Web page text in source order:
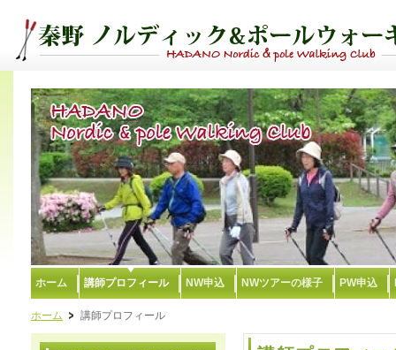
ホーム 講師プロフィール NW申込 NWツアーの様子 PW申込
ホーム 講師プロフィール